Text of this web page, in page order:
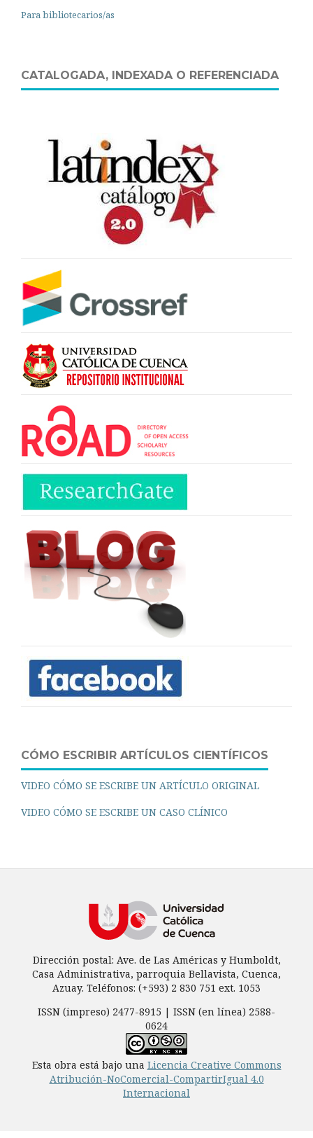
Para bibliotecarios/as
CATALOGADA, INDEXADA O REFERENCIADA
CÓMO ESCRIBIR ARTÍCULOS CIENTÍFICOS
VIDEO CÓMO SE ESCRIBE UN ARTÍCULO ORIGINAL
VIDEO CÓMO SE ESCRIBE UN CASO CLÍNICO
Dirección postal: Ave. de Las Américas y Humboldt,
Casa Administrativa, parroquia Bellavista, Cuenca,
Azuay. Teléfonos: (+593) 2 830 751 ext. 1053
ISSN (impreso) 2477-8915 | ISSN (en línea) 2588-
0624
Esta obra está bajo una Licencia Creative Commons
Atribución-NoComercial-CompartirIgual 4.0
Internacional